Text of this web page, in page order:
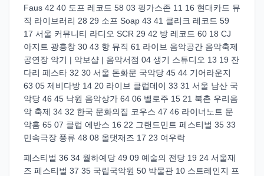
Faus 42 40 도프 레코드 58 03 핑가스존 11 16 현대카드 뮤
직 라이브러리 28 29 소프 Soap 43 41 클리크 레코드 59
17 서울 커뮤니티 라디오 SCR 29 42 방 레코드 60 18 CJ
아지트 광흥창 30 43 항 뮤직 61 라이브 음악공간 음악축제
공연장 악기 | 악보샵 | 음악서점 04 생기 스튜디오 13 19 잔
다리 페스타 32 30 서울 돈화문 국악당 45 44 기어라운지
63 05 제비다방 14 20 라이브 클럽데이 33 31 서울 남산 국
악당 46 45 낙원 음악상가 64 06 벨로주 15 21 북촌 우리음
악 축제 34 32 한국 문화의집 코우스 47 46 라이너노트 문
악홈 65 07 클럽 에반스 16 22 그랜드민트 페스티벌 35 33
민속극장 풍류 48 08 올댓재즈 17 23 여우락
페스티벌 36 34 월하예당 49 09 예술의 전당 19 24 서울재
즈 페스티벌 37 35 국립국악원 50 박물관 10 스트레인지 프